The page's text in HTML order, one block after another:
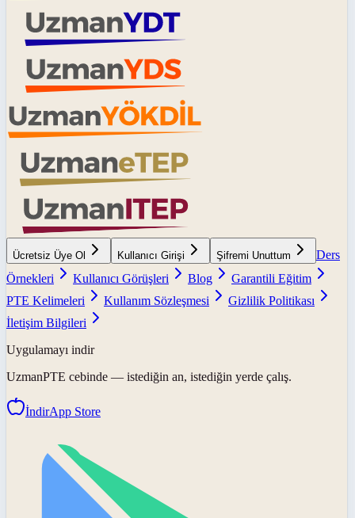
Ücretsiz Üye Ol Kullanıcı Girişi Şifremi Unuttum
Ders
Örnekleri
Kullanıcı Görüşleri Blog
Garantili Eğitim
PTE Kelimeleri
Kullanım Sözleşmesi
Gizlilik Politikası
İletişim Bilgileri
Uygulamayı indir
UzmanPTE cebinde — istediğin an, istediğin yerde çalış.
İndirApp Store